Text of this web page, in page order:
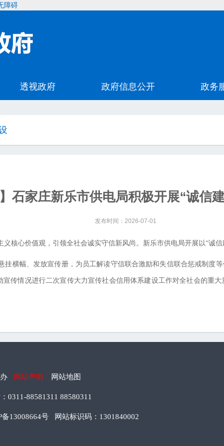
障碍
】石家庄新乐市供电局积极开展“诚信
发布时间：2026-07-01
核心价值观，引领全社会诚实守信新风尚。新乐市供电局开展以“诚信
挂横幅、发放宣传册，为员工解读守信联合激励和失信联合惩戒制度
传情况进行二次宣传大力宣传社会信用体系建设工作对全社会的重大